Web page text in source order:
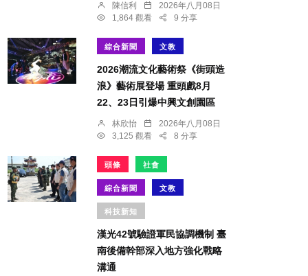
陳信利
2026年八月08日
1,864 觀看
9 分享
綜合新聞 文教
2026潮流文化藝術祭《街頭造
浪》藝術展登場 重頭戲8月
22、23日引爆中興文創園區
林欣怡
2026年八月08日
3,125 觀看
8 分享
頭條 社會
綜合新聞 文教
科技新知
漢光42號驗證軍民協調機制 臺
南後備幹部深入地方強化戰略
溝通